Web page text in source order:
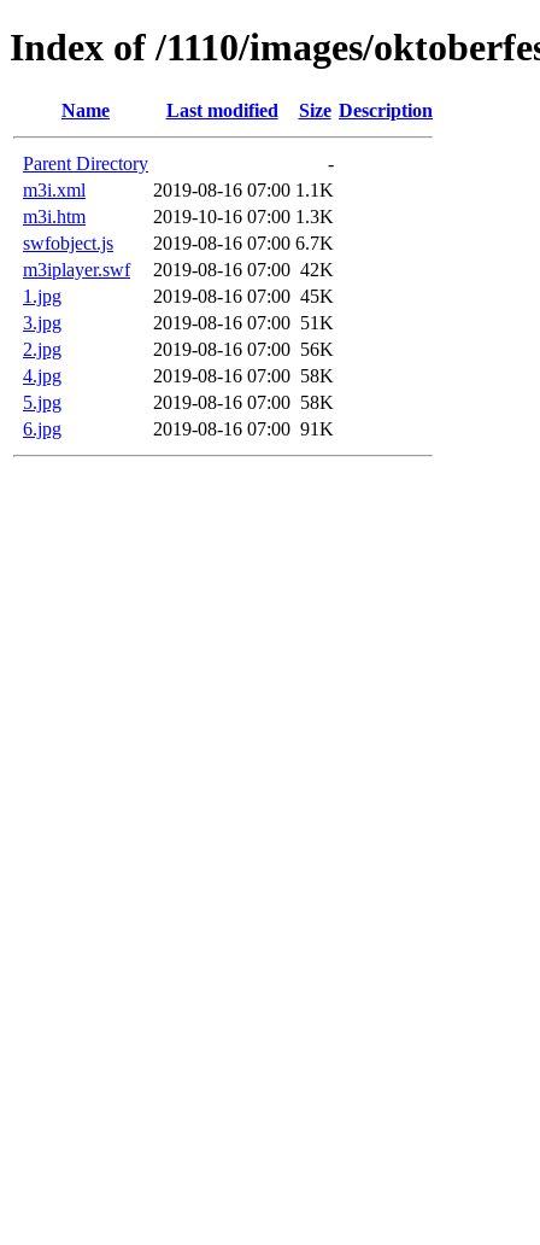
Index of /1110/images/
Name Last modified Size Description
Parent Directory
-
m3i.xml
2019-08-16 07:00 1.1K
m3i.htm
2019-10-16 07:00 1.3K
swfobject.js
2019-08-16 07:00 6.7K
m3iplayer.swf
2019-08-16 07:00 42K
1.jpg
2019-08-16 07:00 45K
3.jpg
2019-08-16 07:00 51K
2.jpg
2019-08-16 07:00 56K
4.jpg
2019-08-16 07:00 58K
5.jpg
2019-08-16 07:00 58K
6.jpg
2019-08-16 07:00 91K